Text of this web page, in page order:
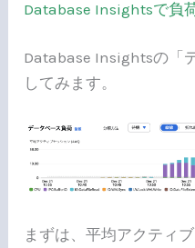
Database Insightsで負
Database Insightsの「
してみます。
まずは、平均アクティ